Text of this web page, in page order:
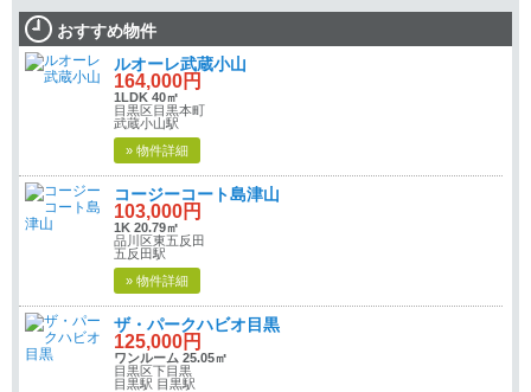
おすすめ物件
ルオーレ武蔵小山
164,000円
1LDK 40㎡
目黒区目黒本町
武蔵小山駅
» 物件詳細
コージーコート島津山
103,000円
1K 20.79㎡
品川区東五反田
五反田駅
» 物件詳細
ザ・パークハビオ目黒
125,000円
ワンルーム 25.05㎡
目黒区下目黒
目黒駅 目黒駅